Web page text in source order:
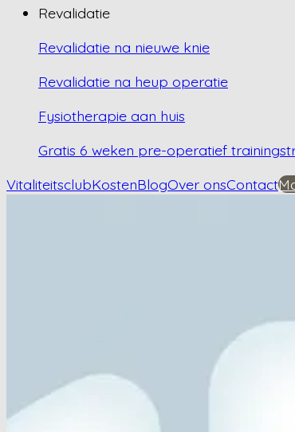
Revalidatie
Revalidatie na nieuwe knie
Revalidatie na heup operatie
Fysiotherapie aan huis
Gratis 6 weken pre-operatief
VitaliteitsclubKostenBlogOver onsContact
Hoe beïnvloedt
Plan een afspraak